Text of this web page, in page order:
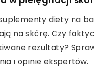
diety na
na skórę. Czy
rezultaty?
i opinie ekspertów.